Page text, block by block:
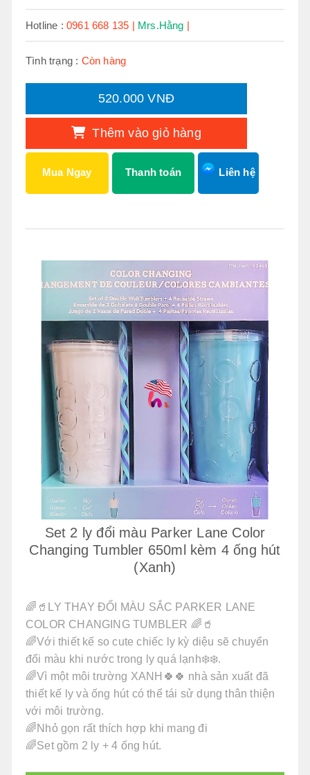
Hotline :0961 668 135 | Mrs.Hằng |
Tình trạng : Còn hàng
520.000 VNĐ
Thêm vào giỏ hàng
Mua Ngay Thanh toán Liên hệ
Set 2 ly đổi màu Parker Lane Color
Changing Tumbler 650ml kèm 4 ống hút
(Xanh)
🌈🥤LY THAY ĐỔI MÀU SẮC PARKER LANE
COLOR CHANGING TUMBLER 🌈🥤
🌈Với thiết kế so cute chiếc ly kỳ diệu sẽ chuyển
đổi màu khi nước trong ly quá lạnh❄️❄️.
🌈Vì một môi trường XANH🍀🍀 nhà sản xuất đã
thiết kế ly và ống hút có thể tái sử dụng thân thiện
với môi trường.
🌈Nhỏ gọn rất thích hợp khi mang đi
🌈Set gồm 2 ly + 4 ống hút.